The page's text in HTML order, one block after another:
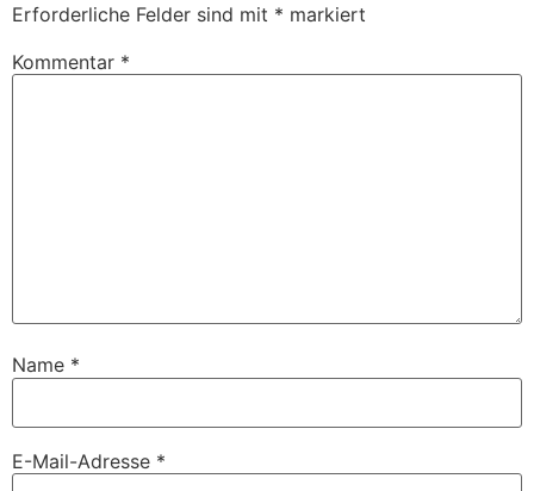
Erforderliche Felder sind mit * markiert
Kommentar *
Name *
E-Mail-Adresse *